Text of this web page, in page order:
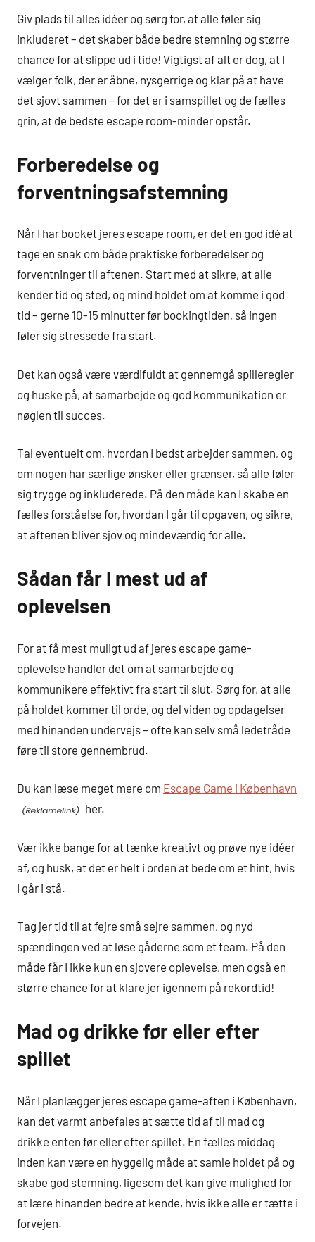
Giv plads til alles idéer og sørg for, at alle føler sig
inkluderet – det skaber både bedre stemning og større
chance for at slippe ud i tide! Vigtigst af alt er dog, at I
vælger folk, der er åbne, nysgerrige og klar på at have
det sjovt sammen – for det er i samspillet og de fælles
grin, at de bedste escape room-minder opstår.
Forberedelse og
forventningsafstemning
Når I har booket jeres escape room, er det en god idé at
tage en snak om både praktiske forberedelser og
forventninger til aftenen. Start med at sikre, at alle
kender tid og sted, og mind holdet om at komme i god
tid – gerne 10-15 minutter før bookingtiden, så ingen
føler sig stressede fra start.
Det kan også være værdifuldt at gennemgå spilleregler
og huske på, at samarbejde og god kommunikation er
nøglen til succes.
Tal eventuelt om, hvordan I bedst arbejder sammen, og
om nogen har særlige ønsker eller grænser, så alle føler
sig trygge og inkluderede. På den måde kan I skabe en
fælles forståelse for, hvordan I går til opgaven, og sikre,
at aftenen bliver sjov og mindeværdig for alle.
Sådan får I mest ud af
oplevelsen
For at få mest muligt ud af jeres escape game-
oplevelse handler det om at samarbejde og
kommunikere effektivt fra start til slut. Sørg for, at alle
på holdet kommer til orde, og del viden og opdagelser
med hinanden undervejs – ofte kan selv små ledetråde
føre til store gennembrud.
Du kan læse meget mere om Escape Game i København
her.
Vær ikke bange for at tænke kreativt og prøve nye idéer
af, og husk, at det er helt i orden at bede om et hint, hvis
I går i stå.
Tag jer tid til at fejre små sejre sammen, og nyd
spændingen ved at løse gåderne som et team. På den
måde får I ikke kun en sjovere oplevelse, men også en
større chance for at klare jer igennem på rekordtid!
Mad og drikke før eller efter
spillet
Når I planlægger jeres escape game-aften i København,
kan det varmt anbefales at sætte tid af til mad og
drikke enten før eller efter spillet. En fælles middag
inden kan være en hyggelig måde at samle holdet på og
skabe god stemning, ligesom det kan give mulighed for
at lære hinanden bedre at kende, hvis ikke alle er tætte i
forvejen.